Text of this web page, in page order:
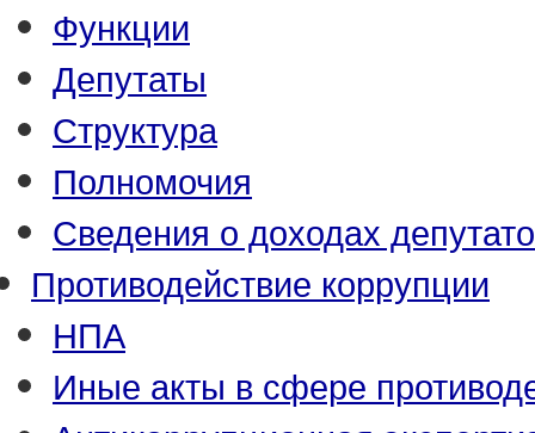
Функции
Депутаты
Структура
Полномочия
Сведения о доходах
Противодействие коррупции
НПА
Иные акты в сфере